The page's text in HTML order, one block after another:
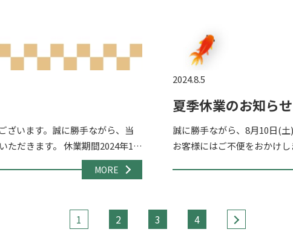
ざいます。誠に勝手ながら、当
ただきます。 休業期間2024年12
MORE
2024.8.5
夏季休業のお知らせ
誠に勝手ながら、8月10日(
お客様にはご不便をおかけ
1 2 3 4 >